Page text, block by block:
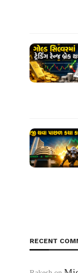
RECENT